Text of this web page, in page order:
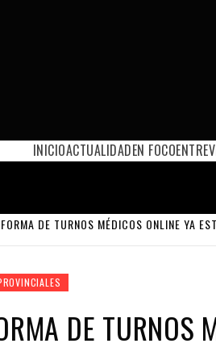
INICIOACTUALIDADEN FOCO
DE TURNOS MÉDICOS ONLINE YA
DE TURNOS